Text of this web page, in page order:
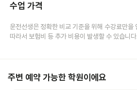
수업 가격
운전선생은 정확한 비교 기준을 위해 수강료만을
따라서 보험비 등 추가 비용이 발생할 수 있습니다.
주변 예약 가능한 학원이에요